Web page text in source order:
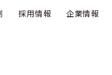
採用情報 企業情報